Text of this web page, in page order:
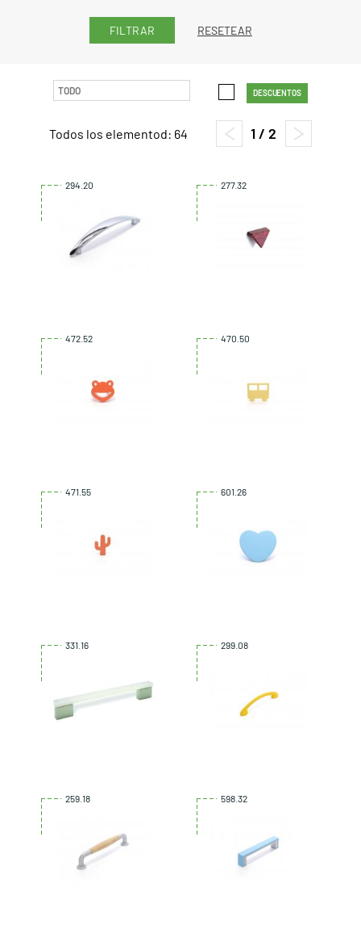
RESETEAR
DESCUENTOS
Todos los elementod: 64 1 / 2
294.20 277.32
472.52 470.50
471.55 601.26
331.16 299.08
259.18 598.32